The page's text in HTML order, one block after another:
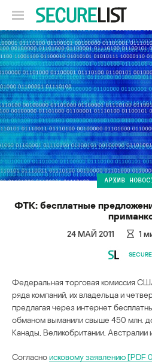
АРХИВ
ФТК: бесплатные
24 МАЙ 2011 1
Федеральная торговая комиссия
ряда компаний, их владельца и
предлагая через интернет
обманом выманили свыше 450 млн.
Канады, Великобритании, Австралии
Согласноисковому заявлению [PDF